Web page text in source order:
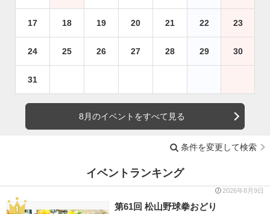
17 18 19 20 21 22 23
24 25 26 27 28 29 30
31
8月のイベントをすべて見る
条件を変更して検索
イベントランキング
2026年8月9日
第61回 松山野球拳おどり